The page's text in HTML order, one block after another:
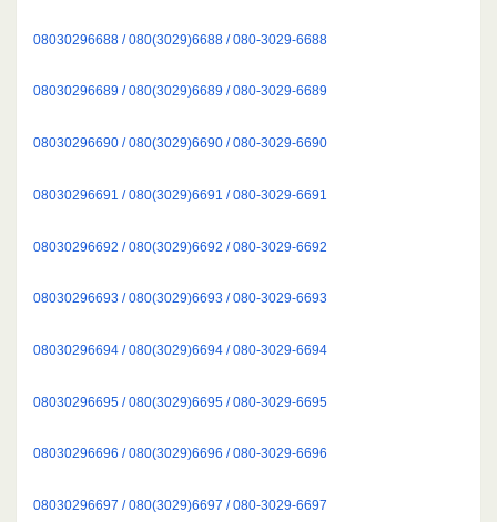
08030296688 / 080(3029)6688 / 080-3029-6688
08030296689 / 080(3029)6689 / 080-3029-6689
08030296690 / 080(3029)6690 / 080-3029-6690
08030296691 / 080(3029)6691 / 080-3029-6691
08030296692 / 080(3029)6692 / 080-3029-6692
08030296693 / 080(3029)6693 / 080-3029-6693
08030296694 / 080(3029)6694 / 080-3029-6694
08030296695 / 080(3029)6695 / 080-3029-6695
08030296696 / 080(3029)6696 / 080-3029-6696
08030296697 / 080(3029)6697 / 080-3029-6697